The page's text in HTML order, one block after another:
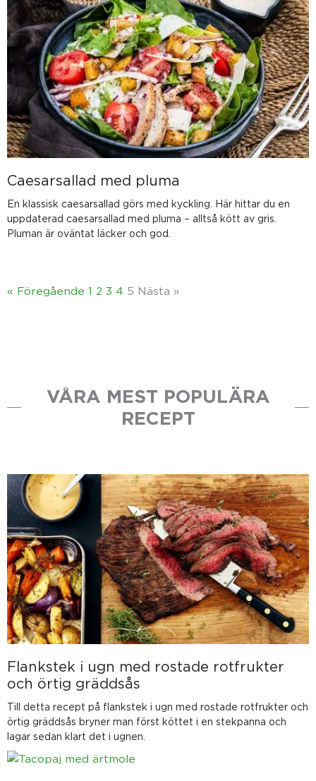
Caesarsallad med pluma
En klassisk caesarsallad görs med kyckling. Här hittar du en
uppdaterad caesarsallad med pluma – alltså kött av gris.
Pluman är oväntat läcker och god.
« Föregående 1 2 3 4 5 Nästa »
VÅRA MEST POPULÄRA
RECEPT
Flankstek i ugn med rostade rotfrukter
och örtig gräddsås
Till detta recept på flankstek i ugn med rostade rotfrukter och
örtig gräddsås bryner man först köttet i en stekpanna och
lagar sedan klart det i ugnen.